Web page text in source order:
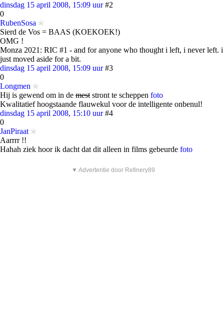
dinsdag 15 april 2008, 15:09 uur #2
0
RubenSosa
Sierd de Vos = BAAS (KOEKOEK!)
OMG !
Monza 2021: RIC #1 - and for anyone who thought i left, i never left. i
just moved aside for a bit.
dinsdag 15 april 2008, 15:09 uur #3
0
Longmen
Hij is gewend om in de mest stront te scheppen foto
Kwalitatief hoogstaande flauwekul voor de intelligente onbenul!
dinsdag 15 april 2008, 15:10 uur #4
0
JanPiraat
Aarrrr !!
Hahah ziek hoor ik dacht dat dit alleen in films gebeurde foto
▼ Advertentie door Refinery89